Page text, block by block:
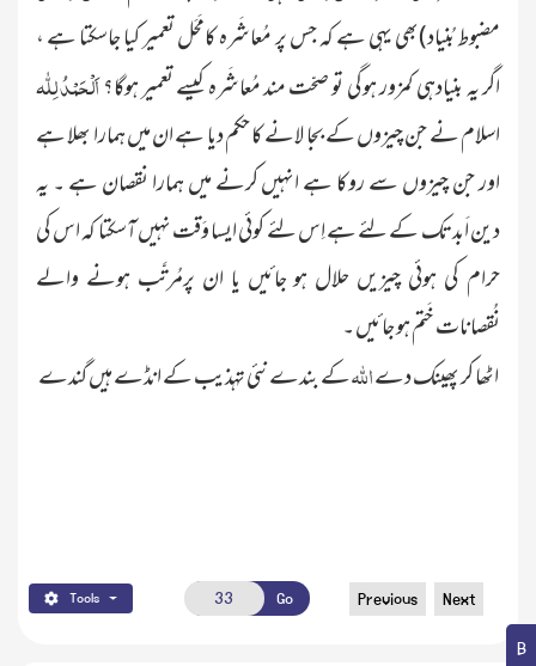
مضبوط بُنیاد)بھی یہی ہے کہ جس پر مُعاشَرہ کامَحَل تعمیر کیا جاسکتا ہے ،
اگر یہ بنیادہی کمزور ہوگی تو صحّت مند مُعاشَرہ کیسے تعمیر ہوگا؟اَلْحَمْدُ لِلّٰہ
اسلام نے جن چیزوں کے بجا لانے کا حکم دیا ہے ان میں ہمارا بھلا ہے
اور جن چیزوں سے روکا ہے انہیں کرنے میں ہمارا نقصان ہے ۔ یہ
دین اَبد تک کے لئے ہے اِس لئے کوئی ایسا وَقت نہیں آسکتا کہ اس کی
حرام کی ہوئی چیزیں حلال ہو جائیں یا ان پرمُرتَّب ہونے والے
نُقصانات خَتم ہو جائیں ۔
اٹھا کر پھینک دےاللہکے بندےنئی تہذیب کے انڈے ہیں گندے
Tools Go Previous Next